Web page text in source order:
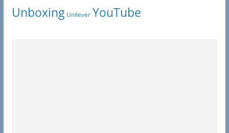
Unboxing Unilever YouTube